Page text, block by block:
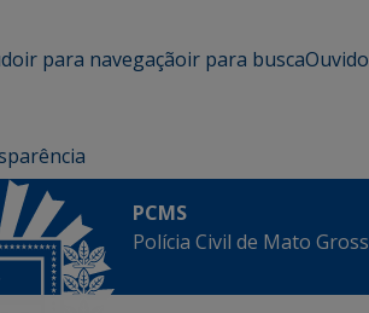
ir para navegaçãoir para busca
PCMS
Polícia Civil de Mato